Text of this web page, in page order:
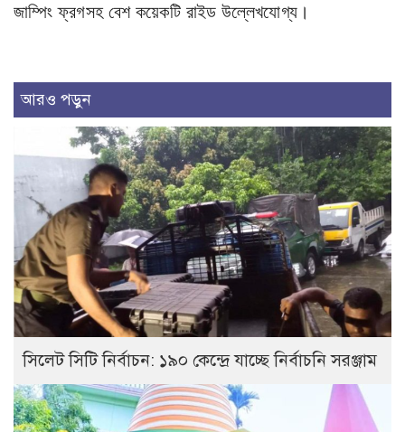
জাম্পিং ফ্রগসহ বেশ কয়েকটি রাইড উল্লেখযোগ্য।
আরও পড়ুন
সিলেট সিটি নির্বাচন: ১৯০ কেন্দ্রে যাচ্ছে নির্বাচনি সরঞ্জাম